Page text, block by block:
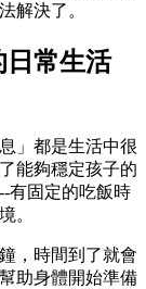
解決了。
日常生活
」都是生活中很
能夠穩定孩子的
有固定的吃飯時
。
，時間到了就會
助身體開始準備